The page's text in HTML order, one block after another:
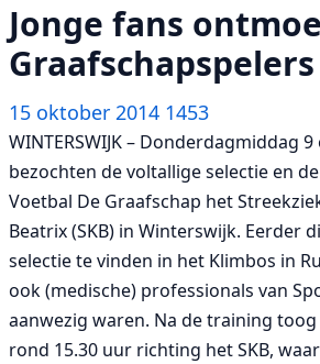
Jonge fans
Graafschapspelers
15 oktober 2014 1453
WINTERSWIJK – Donderdagmiddag
bezochten de voltallige selectie en
Voetbal De Graafschap het
Beatrix (SKB) in Winterswijk. Eerder
selectie te vinden in het Klimbos in
ook (medische) professionals van
aanwezig waren. Na de training
rond 15.30 uur richting het SKB,